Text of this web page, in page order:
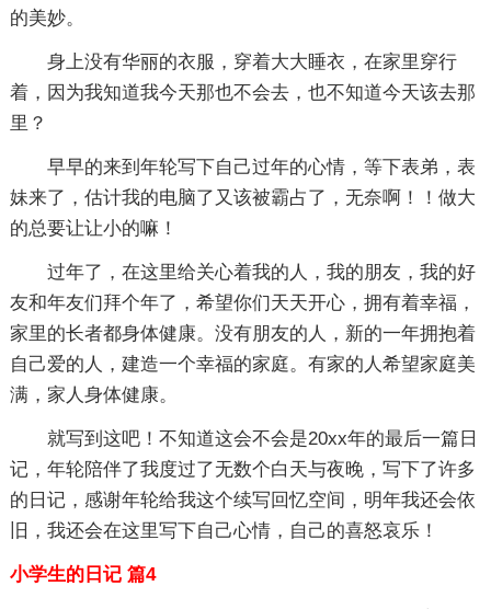
的美妙。
身上没有华丽的衣服，穿着大大睡衣，在家里穿行
着，因为我知道我今天那也不会去，也不知道今天该去那
里？
早早的来到年轮写下自己过年的心情，等下表弟，表
妹来了，估计我的电脑了又该被霸占了，无奈啊！！做大
的总要让让小的嘛！
过年了，在这里给关心着我的人，我的朋友，我的好
友和年友们拜个年了，希望你们天天开心，拥有着幸福，
家里的长者都身体健康。没有朋友的人，新的一年拥抱着
自己爱的人，建造一个幸福的家庭。有家的人希望家庭美
满，家人身体健康。
就写到这吧！不知道这会不会是20xx年的最后一篇日
记，年轮陪伴了我度过了无数个白天与夜晚，写下了许多
的日记，感谢年轮给我这个续写回忆空间，明年我还会依
旧，我还会在这里写下自己心情，自己的喜怒哀乐！
小学生的日记 篇4